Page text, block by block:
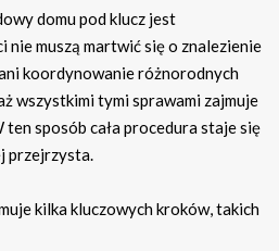
domu pod klucz jest
nie muszą martwić się o znalezienie
koordynowanie różnorodnych
wszystkimi tymi sprawami zajmuje
sposób cała procedura staje się
przejrzysta.
kilka kluczowych kroków, takich